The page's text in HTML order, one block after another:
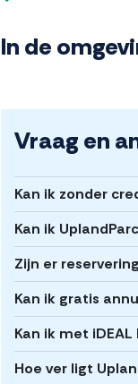
In de
Vraag en
Kan ik zonder
Kan ik
Zijn er
Kan ik gratis
Kan ik met
Hoe ver ligt